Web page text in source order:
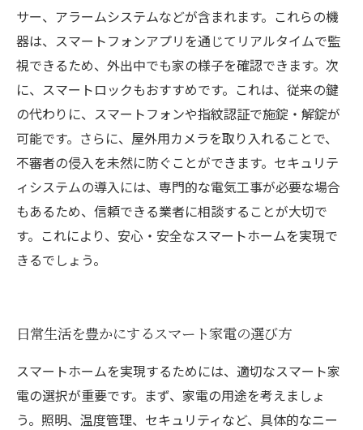
サー、アラームシステムなどが含まれます。これらの機
器は、スマートフォンアプリを通じてリアルタイムで監
視できるため、外出中でも家の様子を確認できます。次
に、スマートロックもおすすめです。これは、従来の鍵
の代わりに、スマートフォンや指紋認証で施錠・解錠が
可能です。さらに、屋外用カメラを取り入れることで、
不審者の侵入を未然に防ぐことができます。セキュリテ
ィシステムの導入には、専門的な電気工事が必要な場合
もあるため、信頼できる業者に相談することが大切で
す。これにより、安心・安全なスマートホームを実現で
きるでしょう。
日常生活を豊かにするスマート家電の選び方
スマートホームを実現するためには、適切なスマート家
電の選択が重要です。まず、家電の用途を考えましょ
う。照明、温度管理、セキュリティなど、具体的なニー